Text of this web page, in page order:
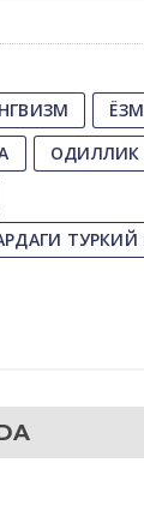
ОДИЛЛИК
ТУРКИЙ